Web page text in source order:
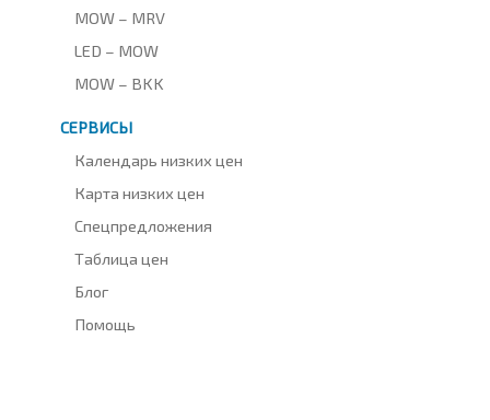
MOW – MRV
LED – MOW
MOW – BKK
СЕРВИСЫ
Календарь низких цен
Карта низких цен
Спецпредложения
Таблица цен
Блог
Помощь